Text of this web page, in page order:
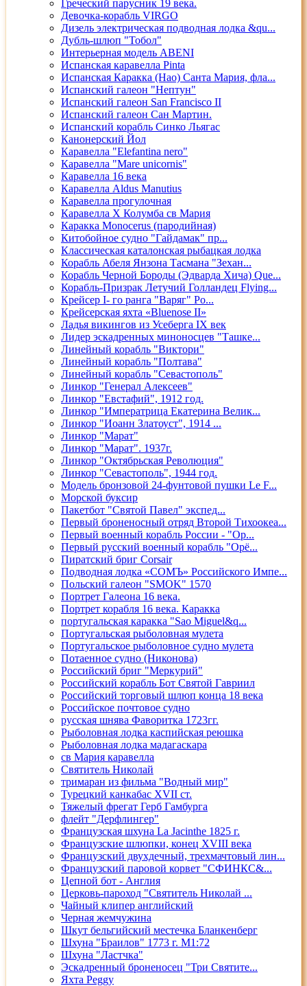
Греческий парусник 19 века.
Девочка-корабль VIRGO
Дизель электрическая подводная лодка &qu...
Дубль-шлюп "Тобол"
Интерьерная модель ABENI
Испанская каравелла Pinta
Испанская Каракка (Нао) Санта Мария, фла...
Испанский галеон "Нептун"
Испанский галеон San Francisco II
Испанский галеон Сан Мартин.
Испанский корабль Синко Льягас
Канонерский Йол
Каравелла "Elefantina nero"
Каравелла "Mare unicornis"
Каравелла 16 века
Каравелла Aldus Manutius
Каравелла прогулочная
Каравелла Х Колумба св Мария
Каракка Monocerus (пародийная)
Китобойное судно "Гайдамак" пр...
Классическая каталонская рыбацкая лодка
Корабль Абеля Янзона Тасмана "Зехан...
Корабль Черной Бороды (Эдварда Хича) Que...
Корабль-Призрак Летучий Голландец Flying...
Крейсер I- го ранга "Варяг" Ро...
Крейсерская яхта «Bluenose II»
Ладья викингов из Усеберга IX век
Лидер эскадренных миноносцев "Ташке...
Линейный корабль "Виктори"
Линейный корабль "Полтава"
Линейный корабль "Севастополь"
Линкор "Генерал Алексеев"
Линкор "Евстафий", 1912 год.
Линкор "Императрица Екатерина Велик...
Линкор "Иоанн Златоуст", 1914 ...
Линкор "Марат"
Линкор "Марат". 1937г.
Линкор "Октябрьская Революция"
Линкор "Севастополь", 1944 год.
Модель бронзовой 24-фунтовой пушки Le F...
Морской буксир
Пакетбот "Святой Павел" экспед...
Первый броненосный отряд Второй Тихоокеа...
Первый военный корабль России - "Ор...
Первый русский военный корабль "Орё...
Пиратский бриг Corsair
Подводная лодка «СОМЪ» Российского Импе...
Польский галеон "SMOK" 1570
Портрет Галеона 16 века.
Портрет корабля 16 века. Каракка
португальская каракка "Sao Miguel&q...
Португальская рыболовная мулета
Португальское рыболовное судно мулета
Потаенное судно (Никонова)
Российский бриг "Меркурий"
Российский корабль Бот Святой Гавриил
Российский торговый шлюп конца 18 века
Российское почтовое судно
русская шнява Фаворитка 1723гг.
Рыболовная лодка каспийская реюшка
Рыболовная лодка мадагаскара
св Мария каравелла
Святитель Николай
тримаран из фильма "Водный мир"
Турецкий канкабас XVII ст.
Тяжелый фрегат Герб Гамбурга
флейт "Дерфлингер"
Французская шхуна La Jacinthe 1825 г.
Французские шлюпки, конец XVIII века
Французский двухдечный, трехмачтовый лин...
Французский паровой корвет "СФИНКС&...
Цепной бот - Англия
Церковь-пароход "Святитель Николай ...
Чайный клипер английский
Черная жемчужина
Шкут бельгийский местечка Бланкенберг
Шхуна "Браилов" 1773 г. М1:72
Шхуна "Ластчка"
Эскадренный броненосец "Три Святите...
Яхта Peggy